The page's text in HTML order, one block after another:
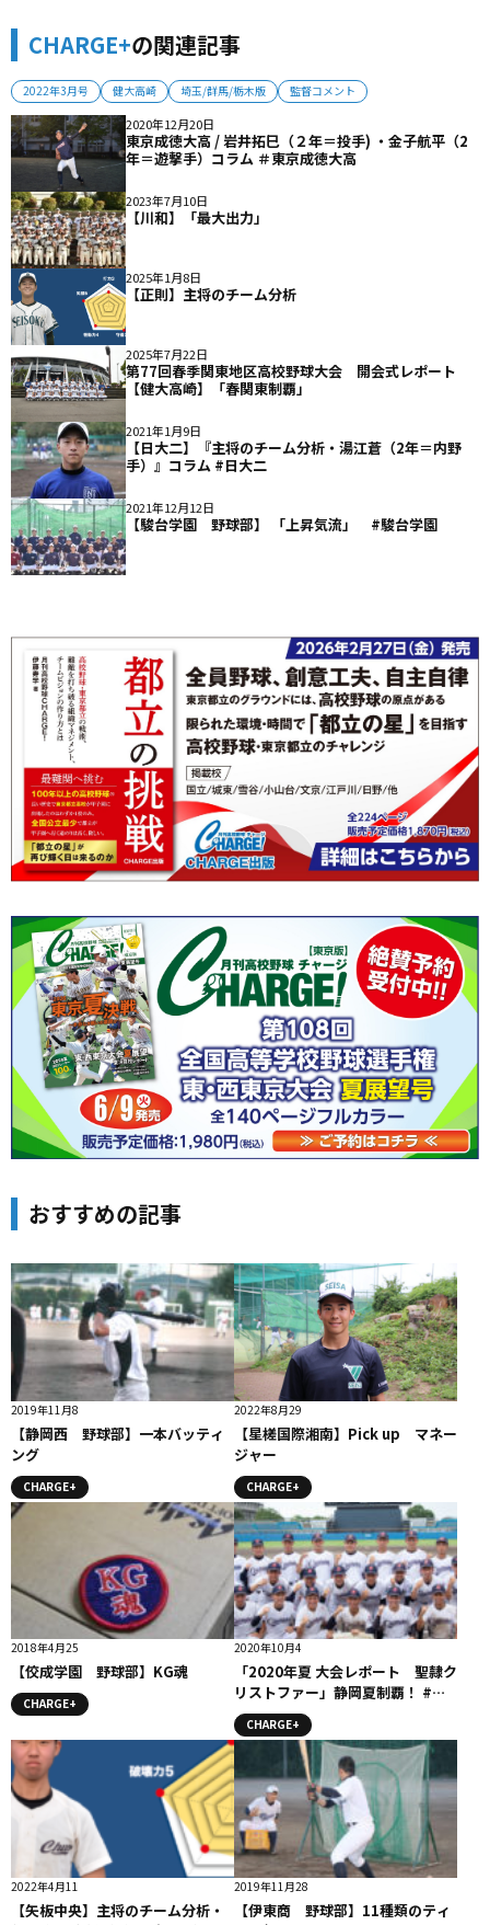
CHARGE+の関連記事
2022年3月号 健大高崎 埼玉/群馬/栃木版 監督コメント
2020年12月20日
東京成徳大高 / 岩井拓巳（２年＝投手) ・金子航平（2
年＝遊撃手）コラム ＃東京成徳大高
2023年7月10日
【川和】「最大出力」
2025年1月8日
【正則】主将のチーム分析
2025年7月22日
第77回春季関東地区高校野球大会 開会式レポート
【健大高崎】「春関東制覇」
2021年1月9日
【日大二】『主将のチーム分析・湯江蒼（2年＝内野
手）』コラム #日大二
2021年12月12日
【駿台学園 野球部】 「上昇気流」 #駿台学園
おすすめの記事
2019年11月8
【静岡西 野球部】一本バッティ
ング
CHARGE+
2022年8月29
【星槎国際湘南】Pick up マネー
ジャー
CHARGE+
2018年4月25
【佼成学園 野球部】KG魂
CHARGE+
2020年10月4
「2020年夏 大会レポート 聖隷ク
リストファー」静岡夏制覇！ #聖
隷クリストファー
CHARGE+
2022年4月11
【矢板中央】主将のチーム分析・
2019年11月28
【伊東商 野球部】11種類のティ